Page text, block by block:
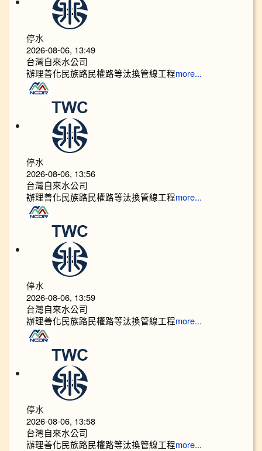
停水
2026-08-06, 13:49
台灣自來水公司
辦理善化民族路民權路等汰換管線工程more...
停水
2026-08-06, 13:56
台灣自來水公司
辦理善化民族路民權路等汰換管線工程more...
停水
2026-08-06, 13:59
台灣自來水公司
辦理善化民族路民權路等汰換管線工程more...
停水
2026-08-06, 13:58
台灣自來水公司
辦理善化民族路民權路等汰換管線工程more...